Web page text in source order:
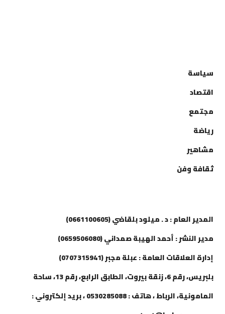
سياسة
اقتصاد
مجتمع
رياضة
مشاهير
ثقافة وفن
المدير العام : د . ميلود بلقاضي (0661100605)
مدير النشر : أحمد الهيبة صمداني (0659506080)
إدارة العلاقات العامة : عبلة مجبر (0707315941)
بلبريس، رقم 6، زنقة بيروت، الطابق الرابع، رقم 13، ساحة
المامونية، الرباط ، هاتف : 0530285088 ، بريد إلكتروني :